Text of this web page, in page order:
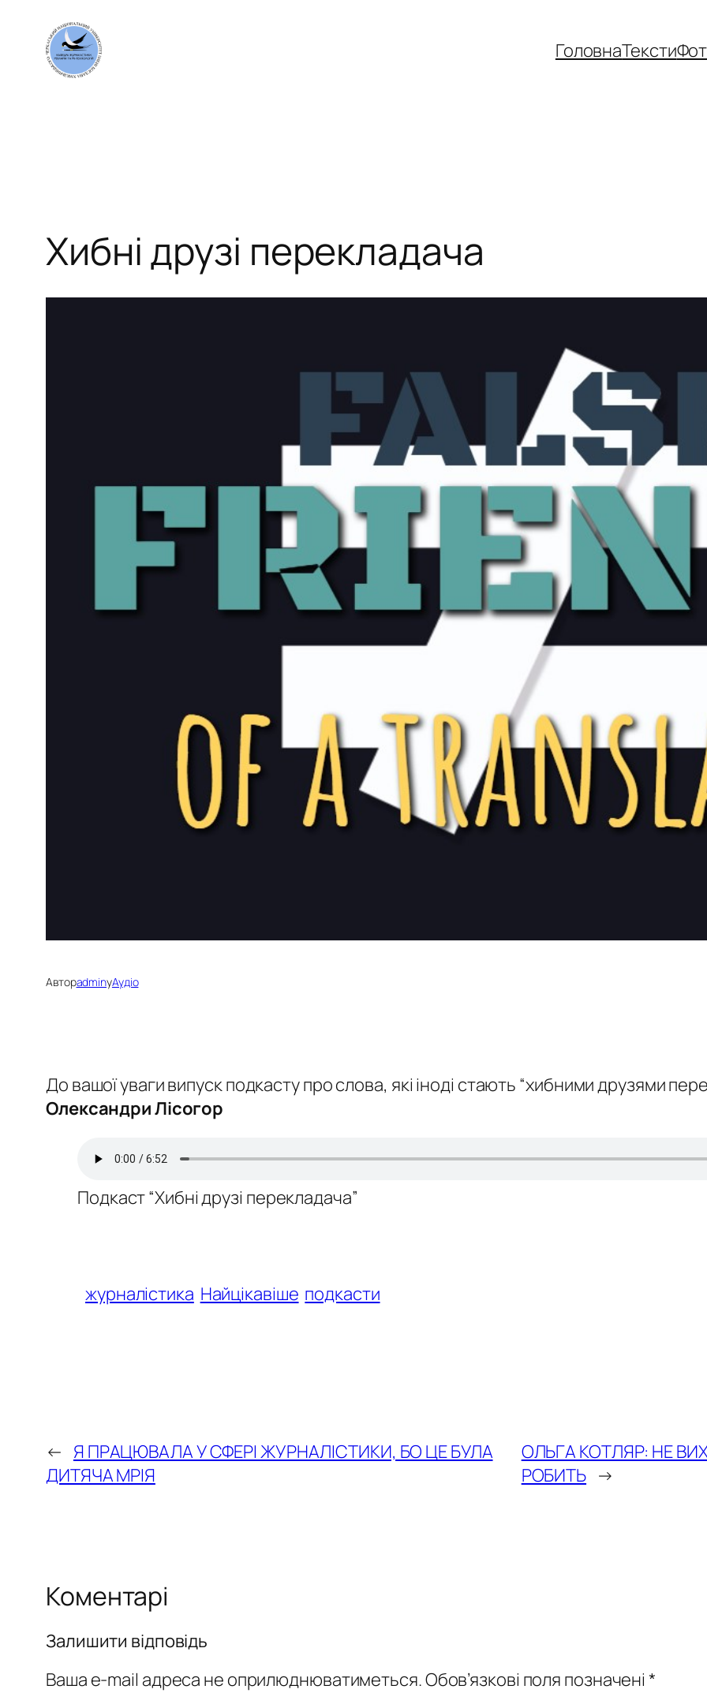
Перейти
вмісту
ГоловнаТексти
Хибні друзі перекладача
АвторadminуАудіо
До вашої уваги випуск подкасту про слова, які іноді стають “хибними друзями
Олександри Лісогор
Подкаст “Хибні друзі перекладача”
журналістика Найцікавіше подкасти
← Я ПРАЦЮВАЛА У СФЕРІ ЖУРНАЛІСТИКИ, БО ЦЕ БУЛА
ДИТЯЧА МРІЯ
ОЛЬГА КОТЛЯР: НЕ
РОБИТЬ →
Коментарі
Залишити відповідь
Ваша e-mail адреса не оприлюднюватиметься.Обов’язкові поля позначені*